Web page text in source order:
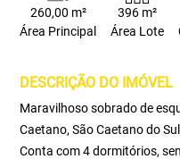
260,00 m²
Área Principal
396 m²
Área Lote
DESCRIÇÃO DO IMÓVEL
Maravilhoso sobrado de
Caetano, São Caetano do
Conta com 4 dormitórios,